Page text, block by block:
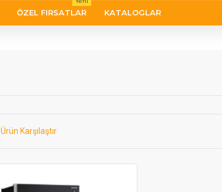
ÖZEL FIRSATLAR KATALOGLAR
Ürün Karşılaştır